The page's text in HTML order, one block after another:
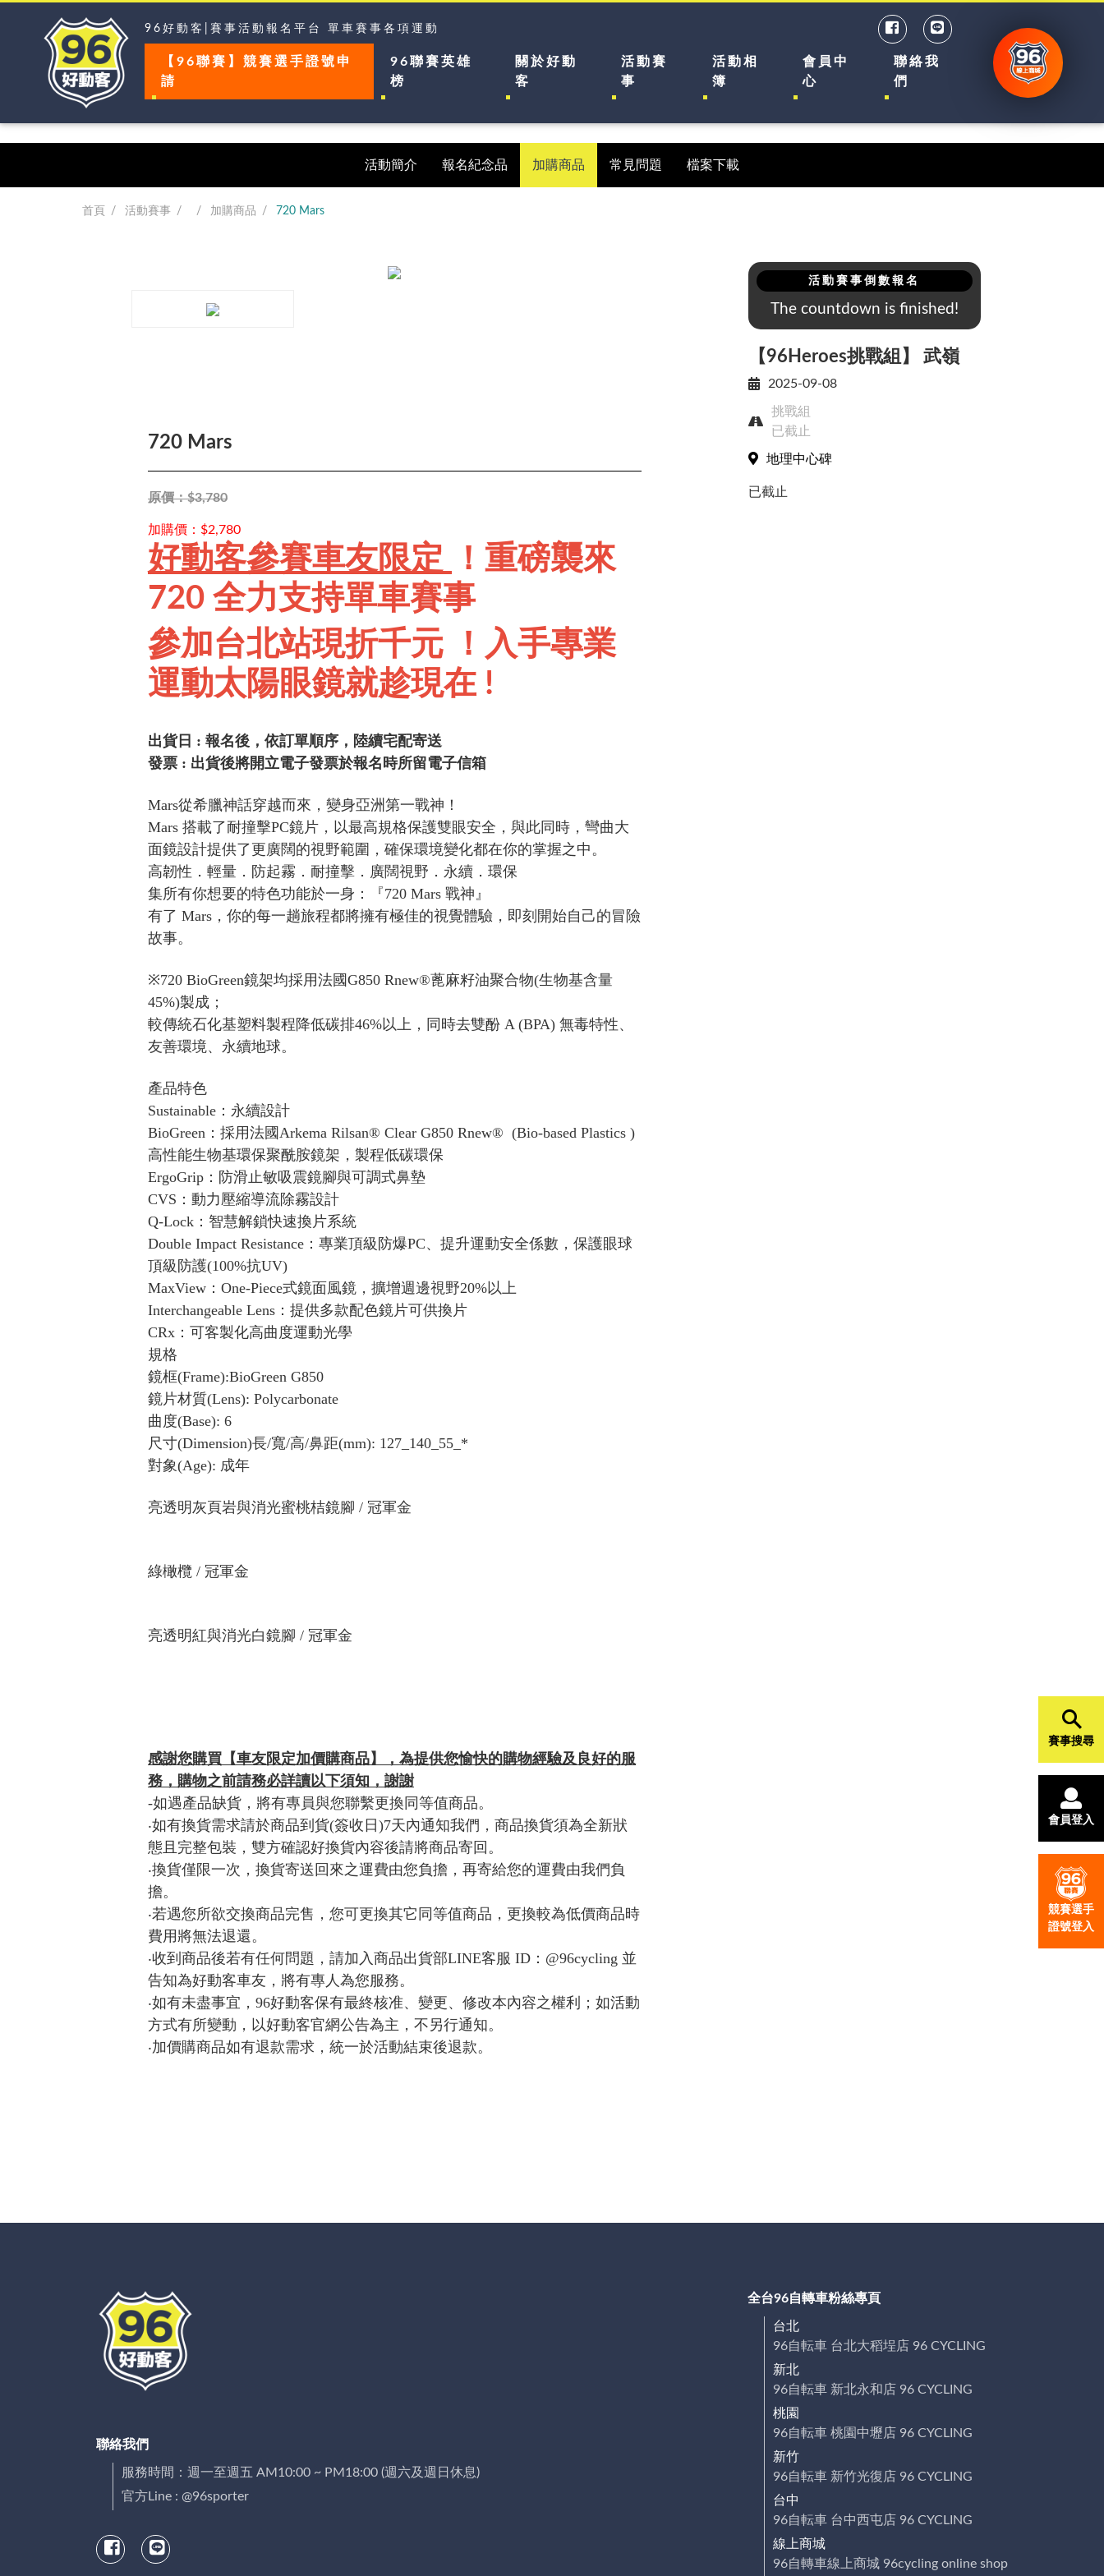
96好動客|賽事活動報名平台 單車賽事各項運動
【96聯賽】競賽選手證號申
請
96聯賽英雄
榜
關於好動
客
活動賽
事
活動相
簿
會員中
心
聯絡我
們
活動簡介 報名紀念品 加購商品 常見問題 檔案下載
首頁 活動賽事 加購商品 720 Mars
活動賽事倒數報名
The countdown is finished!
【96Heroes挑戰組】 武嶺
2025-09-08
挑戰組
已截止
地理中心碑
已截止
720 Mars
原價：$3,780
加購價：$2,780
好動客參賽車友限定
！重磅襲來
720 全力支持單車賽事
參加台北站現折千元 ！入手專業
運動太陽眼鏡就趁現在 !
出貨日 : 報名後，依訂單順序，陸續宅配寄送
發票 : 出貨後將開立電子發票於報名時所留電子信箱
Mars從希臘神話穿越而來，變身亞洲第一戰神！
Mars 搭載了耐撞擊PC鏡片，以最高規格保護雙眼安全，與此同時，彎曲大
面鏡設計提供了更廣闊的視野範圍，確保環境變化都在你的掌握之中。
高韌性．輕量．防起霧．耐撞擊．廣闊視野．永續．環保
集所有你想要的特色功能於一身：『720 Mars 戰神』
有了 Mars，你的每一趟旅程都將擁有極佳的視覺體驗，即刻開始自己的冒險
故事。
※720 BioGreen鏡架均採用法國G850 Rnew®蓖麻籽油聚合物(生物基含量
45%)製成；
較傳統石化基塑料製程降低碳排46%以上，同時去雙酚 A (BPA) 無毒特性、
友善環境、永續地球。
產品特色
Sustainable：永續設計
BioGreen：採用法國Arkema Rilsan® Clear G850 Rnew® (Bio-based Plastics )
高性能生物基環保聚酰胺鏡架，製程低碳環保
ErgoGrip：防滑止敏吸震鏡腳與可調式鼻墊
CVS：動力壓縮導流除霧設計
Q-Lock：智慧解鎖快速換片系統
Double Impact Resistance：專業頂級防爆PC、提升運動安全係數，保護眼球
頂級防護(100%抗UV)
MaxView：One-Piece式鏡面風鏡，擴增週邊視野20%以上
Interchangeable Lens：提供多款配色鏡片可供換片
CRx：可客製化高曲度運動光學
規格
鏡框(Frame):BioGreen G850
鏡片材質(Lens): Polycarbonate
曲度(Base): 6
尺寸(Dimension)長/寬/高/鼻距(mm): 127_140_55_*
對象(Age): 成年
亮透明灰頁岩與消光蜜桃桔鏡腳 / 冠軍金
綠橄欖 / 冠軍金
亮透明紅與消光白鏡腳 / 冠軍金
感謝您購買【車友限定加價購商品】，為提供您愉快的購物經驗及良好的服
務，購物之前請務必詳讀以下須知，謝謝
-如遇產品缺貨，將有專員與您聯繫更換同等值商品。
‧如有換貨需求請於商品到貨(簽收日)7天內通知我們，商品換貨須為全新狀
態且完整包裝，雙方確認好換貨內容後請將商品寄回。
‧換貨僅限一次，換貨寄送回來之運費由您負擔，再寄給您的運費由我們負
擔。
‧若遇您所欲交換商品完售，您可更換其它同等值商品，更換較為低價商品時
費用將無法退還。
‧收到商品後若有任何問題，請加入商品出貨部LINE客服 ID：@96cycling 並
告知為好動客車友，將有專人為您服務。
‧如有未盡事宜，96好動客保有最終核准、變更、修改本內容之權利；如活動
方式有所變動，以好動客官網公告為主，不另行通知。
‧加價購商品如有退款需求，統一於活動結束後退款。
聯絡我們
服務時間：週一至週五 AM10:00 ~ PM18:00 (週六及週日休息)
官方Line : @96sporter
全台96自轉車粉絲專頁
台北
96自転車 台北大稻埕店 96 CYCLING
新北
96自転車 新北永和店 96 CYCLING
桃園
96自転車 桃園中壢店 96 CYCLING
新竹
96自転車 新竹光復店 96 CYCLING
台中
96自転車 台中西屯店 96 CYCLING
線上商城
96自轉車線上商城 96cycling online shop
賽事搜尋
會員登入
競賽選手
證號登入